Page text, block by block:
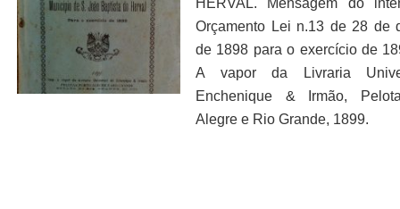
HERVAL. Mensagem do
Orçamento Lei n.13 de 28 de
de 1898 para o exercício de
A vapor da Livraria
Enchenique & Irmão,
Alegre e Rio Grande, 1899.